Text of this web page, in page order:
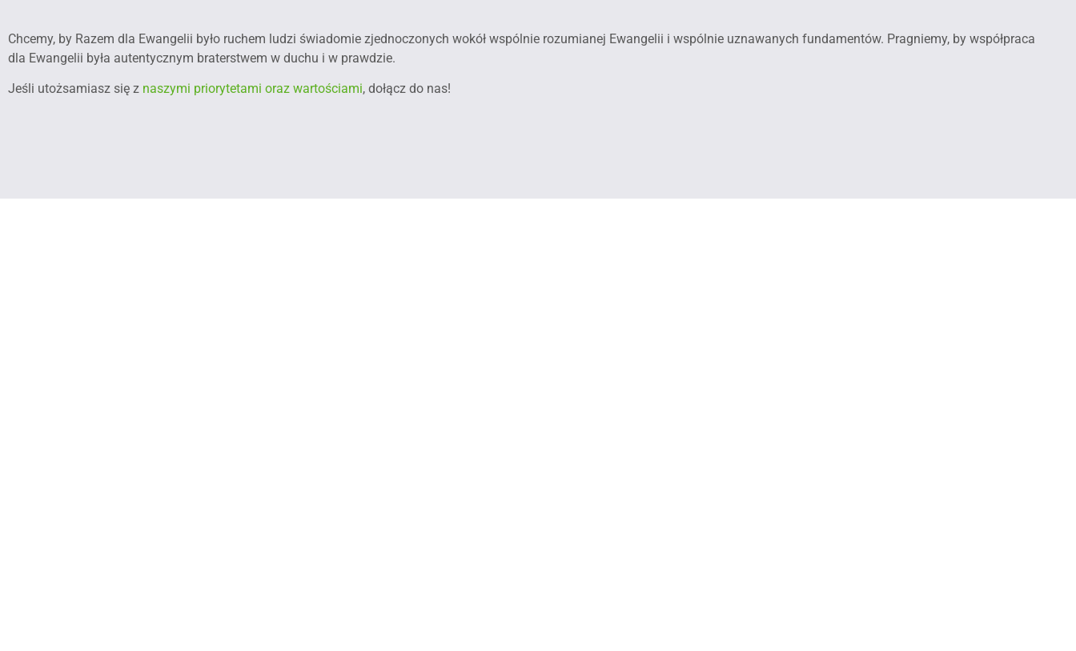
Chcemy, by Razem dla Ewangelii było ruchem ludzi świadomie zjednoczonych wokół wspólnie rozumianej Ewangelii i wspólnie uznawanych fundamentów. Pragniemy, by współpraca
dla Ewangelii była autentycznym braterstwem w duchu i w prawdzie.
Jeśli utożsamiasz się z naszymi priorytetami oraz wartościami, dołącz do nas!